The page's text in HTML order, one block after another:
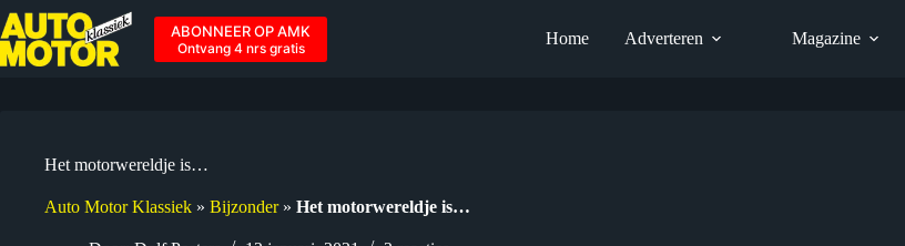
Ga
naar
de
inhoud
ABONNEER OP AMK
Ontvang 4 nrs gratis Home Adverteren Magazine
Het motorwereldje is…
Auto Motor Klassiek » Bijzonder» Het motorwereldje is…